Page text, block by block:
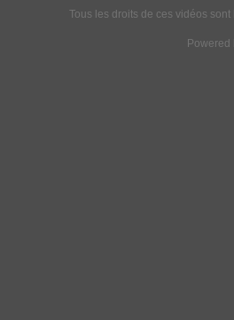
Tous les droits de ces vidéos
Powered